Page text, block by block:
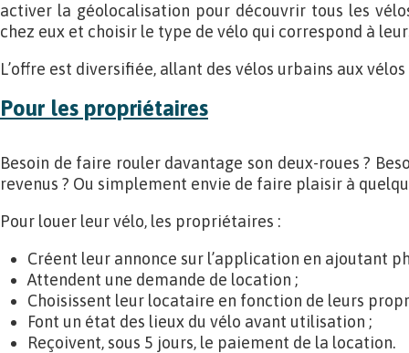
activer la géolocalisation pour découvrir tous les
chez eux et choisir le type de vélo qui correspond à
L’offre est diversifiée, allant des vélos urbains aux
Pour les propriétaires
Besoin de faire rouler davantage son deux-roues ?
revenus ? Ou simplement envie de faire plaisir à
Pour louer leur vélo, les propriétaires :
Créent leur annonce sur l’application en ajoutant
Attendent une demande de location ;
Choisissent leur locataire en fonction de leurs
Font un état des lieux du vélo avant utilisation ;
Reçoivent, sous 5 jours, le paiement de la location.